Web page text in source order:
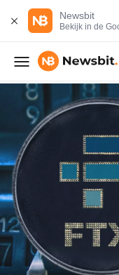
Newsbit
Bekijk in de